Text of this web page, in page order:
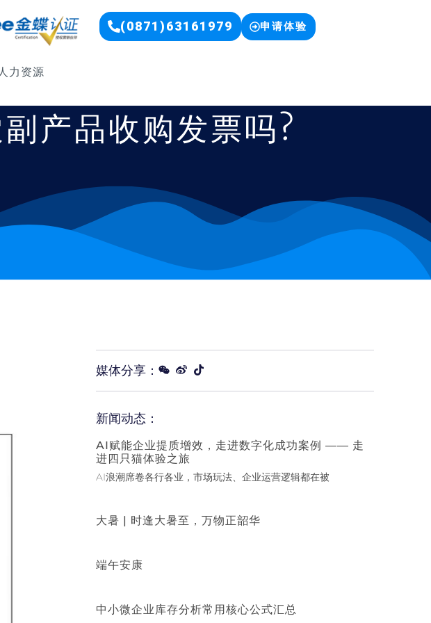
(0871)63161979 申请体验
力资源
产品收购发票吗?
媒体分享：
新闻动态：
AI赋能企业提质增效，走进数字化成功案例 —— 走
进四只猫体验之旅
AI浪潮席卷各行各业，市场玩法、企业运营逻辑都在被
大暑 | 时逢大暑至，万物正韶华
端午安康
中小微企业库存分析常用核心公式汇总